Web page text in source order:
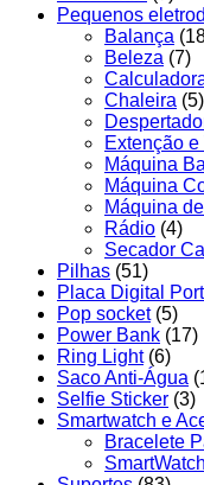
Pequenos
Balança
Beleza (7)
Chaleira (5)
Extenção e
Máquina
Máquina
Máquina
Rádio (4)
Secador
Pilhas (51)
Placa Digital
Pop socket (5)
Power Bank (17)
Ring Light (6)
Saco Anti-Água
Selfie Sticker (3)
Smartwatch e
Bracelete
SmartWatch